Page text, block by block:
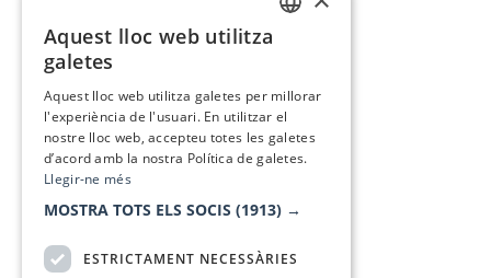
Aquest lloc web utilitza
galetes
Aquest lloc web utilitza galetes per millorar
l'experiència de l'usuari. En utilitzar el
nostre lloc web, accepteu totes les galetes
d’acord amb la nostra Política de galetes.
Llegir-ne més
MOSTRA TOTS ELS SOCIS (1913) →
ESTRICTAMENT NECESSÀRIES